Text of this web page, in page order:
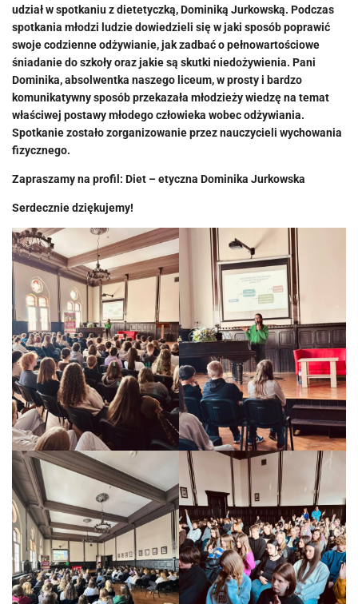
udział w spotkaniu z dietetyczką, Dominiką Jurkowską. Podczas
spotkania młodzi ludzie dowiedzieli się w jaki sposób poprawić
swoje codzienne odżywianie, jak zadbać o pełnowartościowe
śniadanie do szkoły oraz jakie są skutki niedożywienia. Pani
Dominika, absolwentka naszego liceum, w prosty i bardzo
komunikatywny sposób przekazała młodzieży wiedzę na temat
właściwej postawy młodego człowieka wobec odżywiania.
Spotkanie zostało zorganizowanie przez nauczycieli wychowania
fizycznego.
Zapraszamy na profil: Diet – etyczna Dominika Jurkowska
Serdecznie dziękujemy!